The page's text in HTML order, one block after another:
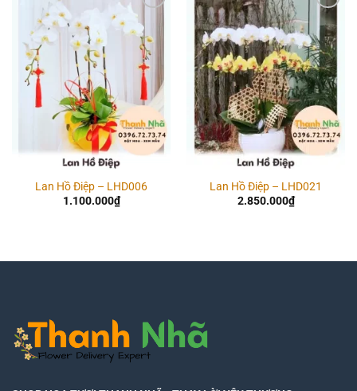
Add to
wishlist
Lan Hồ Điệp – LHD006
1.100.000₫
Add to
wishlist
Lan Hồ Điệp – LHD021
2.850.000₫